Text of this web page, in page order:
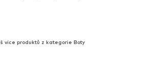
více produktů z kategorie Boty